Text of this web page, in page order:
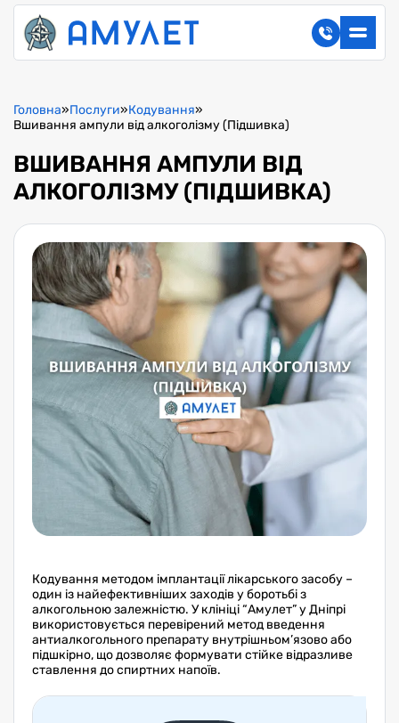
Головна»Послуги»Кодування»
Вшивання ампули від алкоголізму (Підшивка)
ВШИВАННЯ АМПУЛИ ВІД
АЛКОГОЛІЗМУ (ПІДШИВКА)
Кодування методом імплантації лікарського засобу –
один із найефективніших заходів у боротьбі з
алкогольною залежністю. У клініці “Амулет” у Дніпрі
використовується перевірений метод введення
антиалкогольного препарату внутрішньом’язово або
підшкірно, що дозволяє формувати стійке відразливе
ставлення до спиртних напоїв.